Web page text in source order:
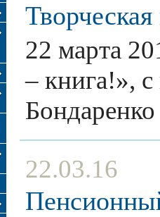
22 марта
– книга!»,
22.03.16